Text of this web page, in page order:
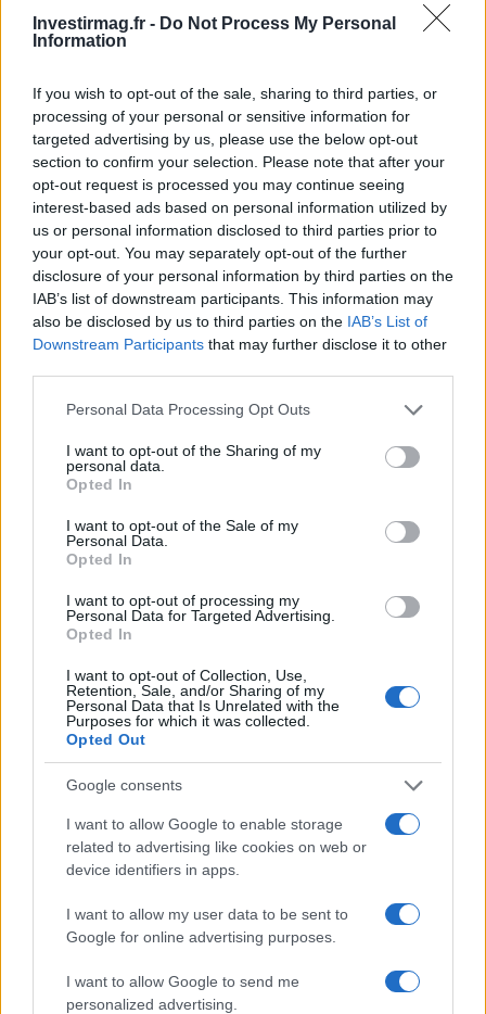
Investirmag.fr - Do Not Process My Personal
Information
If you wish to opt-out of the sale, sharing to third parties, or
processing of your personal or sensitive information for
targeted advertising by us, please use the below opt-out
section to confirm your selection. Please note that after your
opt-out request is processed you may continue seeing
interest-based ads based on personal information utilized by
us or personal information disclosed to third parties prior to
your opt-out. You may separately opt-out of the further
disclosure of your personal information by third parties on the
IAB’s list of downstream participants. This information may
also be disclosed by us to third parties on the IAB’s List of
Downstream Participants that may further disclose it to other
Please note that this website/app uses one or more Google
not limited to your visit or usage behaviour. You may click to
grant or deny consent to Google and its third-party tags to
use your data for below specified purposes in below Google
consent section.
Personal Data Processing Opt Outs
I want to opt-out of the Sharing of my
personal data.
Opted In
I want to opt-out of the Sale of my
Personal Data.
Opted In
I want to opt-out of processing my
Personal Data for Targeted Advertising.
Opted In
I want to opt-out of Collection, Use,
Retention, Sale, and/or Sharing of my
Personal Data that Is Unrelated with the
Purposes for which it was collected.
Opted Out
Google consents
I want to allow Google to enable storage
related to advertising like cookies on web or
device identifiers in apps.
I want to allow my user data to be sent to
Google for online advertising purposes.
I want to allow Google to send me
personalized advertising.
Continuez la lecture
NEWS
Brent chute de 8,3% : les matières premières corrigent en août
Juliette Bernard · 7 Août 2026